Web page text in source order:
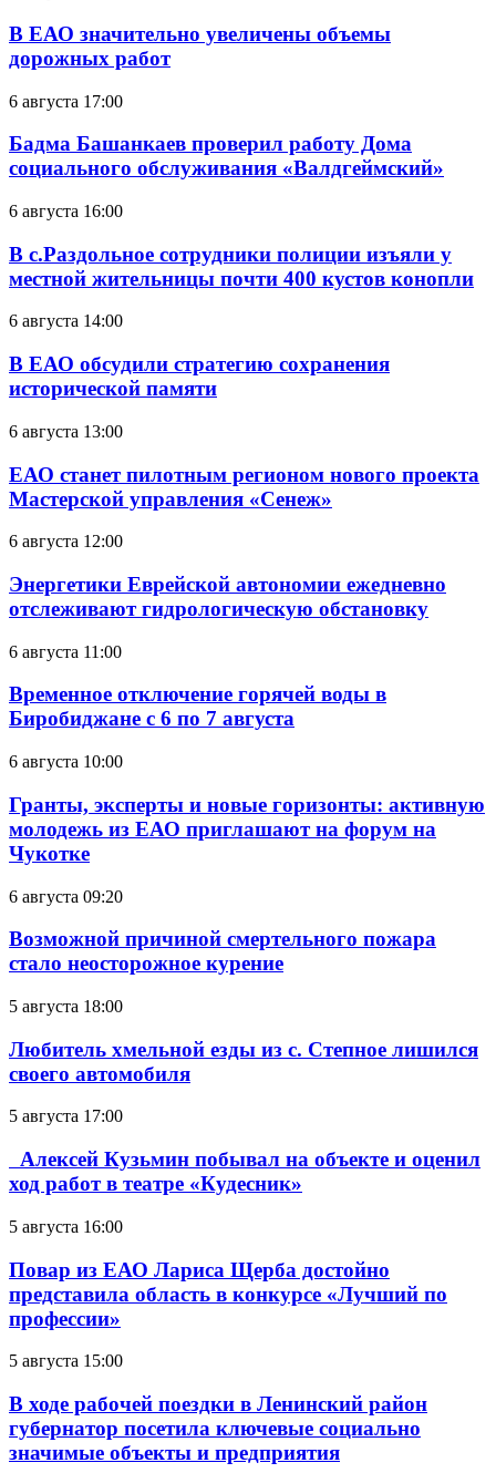
В ЕАО значительно увеличены объемы
дорожных работ
6 августа 17:00
Бадма Башанкаев проверил работу Дома
социального обслуживания «Валдгеймский»
6 августа 16:00
В с.Раздольное сотрудники полиции изъяли у
местной жительницы почти 400 кустов конопли
6 августа 14:00
В ЕАО обсудили стратегию сохранения
исторической памяти
6 августа 13:00
ЕАО станет пилотным регионом нового проекта
Мастерской управления «Сенеж»
6 августа 12:00
Энергетики Еврейской автономии ежедневно
отслеживают гидрологическую обстановку
6 августа 11:00
Временное отключение горячей воды в
Биробиджане с 6 по 7 августа
6 августа 10:00
Гранты, эксперты и новые горизонты: активную
молодежь из ЕАО приглашают на форум на
Чукотке
6 августа 09:20
Возможной причиной смертельного пожара
стало неосторожное курение
5 августа 18:00
Любитель хмельной езды из с. Степное лишился
своего автомобиля
5 августа 17:00
Алексей Кузьмин побывал на объекте и оценил
ход работ в театре «Кудесник»
5 августа 16:00
Повар из ЕАО Лариса Щерба достойно
представила область в конкурсе «Лучший по
профессии»
5 августа 15:00
В ходе рабочей поездки в Ленинский район
губернатор посетила ключевые социально
значимые объекты и предприятия